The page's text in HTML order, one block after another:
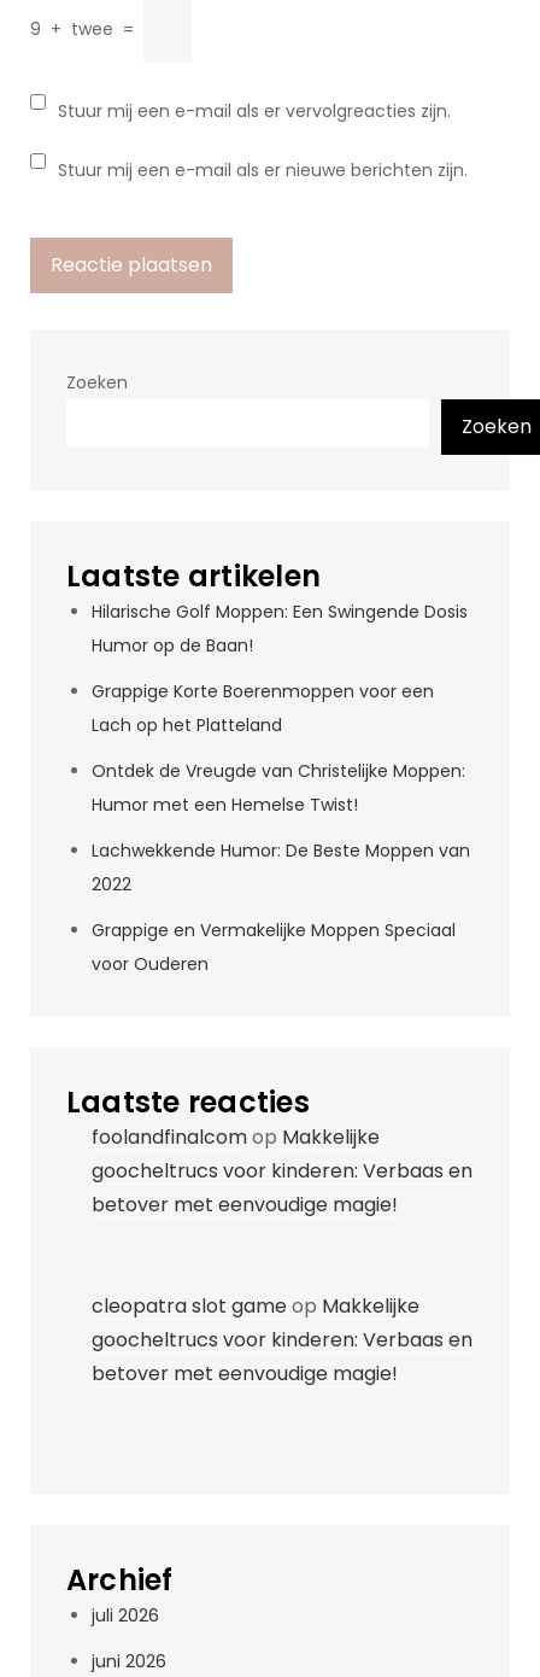
9 + twee =
Stuur mij een e-mail als er vervolgreacties zijn.
Stuur mij een e-mail als er nieuwe berichten zijn.
Zoeken
Zoeken
Laatste artikelen
Hilarische Golf Moppen: Een Swingende Dosis
Humor op de Baan!
Grappige Korte Boerenmoppen voor een
Lach op het Platteland
Ontdek de Vreugde van Christelijke Moppen:
Humor met een Hemelse Twist!
Lachwekkende Humor: De Beste Moppen van
2022
Grappige en Vermakelijke Moppen Speciaal
voor Ouderen
Laatste reacties
foolandfinalcomop Makkelijke
goocheltrucs voor kinderen: Verbaas en
betover met eenvoudige magie!
cleopatra slot gameop Makkelijke
goocheltrucs voor kinderen: Verbaas en
betover met eenvoudige magie!
Archief
juli 2026
juni 2026